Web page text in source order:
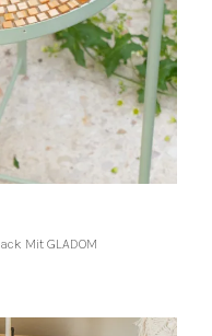
Mit GLADOM